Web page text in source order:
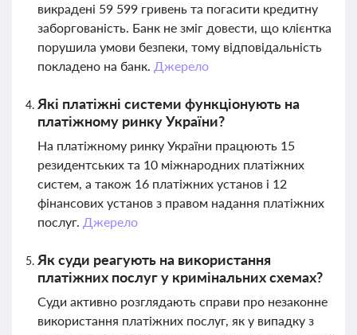
викрадені 59 599 гривень та погасити кредитну
заборгованість. Банк не зміг довести, що клієнтка
порушила умови безпеки, тому відповідальність
покладено на банк. Джерело
Які платіжні системи функціонують на
платіжному ринку України?
На платіжному ринку України працюють 15
резидентських та 10 міжнародних платіжних
систем, а також 16 платіжних установ і 12
фінансових установ з правом надання платіжних
послуг. Джерело
Як суди реагують на використання
платіжних послуг у кримінальних схемах?
Суди активно розглядають справи про незаконне
використання платіжних послуг, як у випадку з